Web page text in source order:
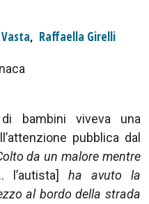
, Raffaella Girelli
di bambini viveva una
pubblica dal
da un malore mentre
l’autista] ha avuto la
al bordo della strada